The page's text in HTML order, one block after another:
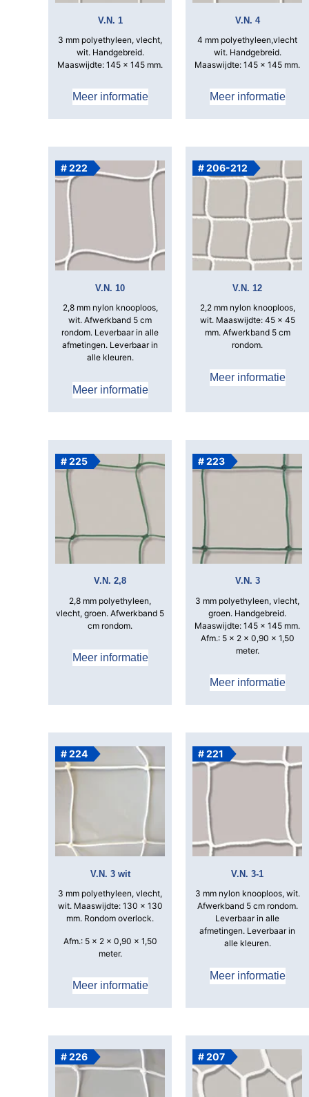
V.N. 1
3 mm polyethyleen, vlecht,
wit. Handgebreid.
Maaswijdte: 145 x 145 mm.
Meer informatie
V.N. 4
4 mm polyethyleen,vlecht
wit. Handgebreid.
Maaswijdte: 145 x 145 mm.
Meer informatie
# 222
V.N. 10
2,8 mm nylon knooploos,
wit. Afwerkband 5 cm
rondom. Leverbaar in alle
afmetingen. Leverbaar in
alle kleuren.
Meer informatie
# 206-212
V.N. 12
2,2 mm nylon knooploos,
wit. Maaswijdte: 45 x 45
mm. Afwerkband 5 cm
rondom.
Meer informatie
# 225
V.N. 2,8
2,8 mm polyethyleen,
vlecht, groen. Afwerkband 5
cm rondom.
Meer informatie
# 223
V.N. 3
3 mm polyethyleen, vlecht,
groen. Handgebreid.
Maaswijdte: 145 x 145 mm.
Afm.: 5 x 2 x 0,90 x 1,50
meter.
Meer informatie
# 224
V.N. 3 wit
3 mm polyethyleen, vlecht,
wit. Maaswijdte: 130 x 130
mm. Rondom overlock.
Afm.: 5 x 2 x 0,90 x 1,50
meter.
Meer informatie
# 221
V.N. 3-1
3 mm nylon knooploos, wit.
Afwerkband 5 cm rondom.
Leverbaar in alle
afmetingen. Leverbaar in
alle kleuren.
Meer informatie
# 226 # 207